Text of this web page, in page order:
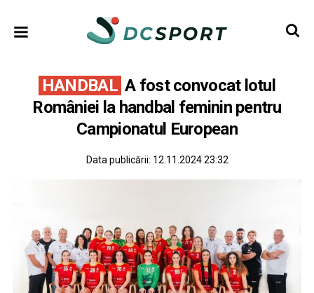
HANDBAL A fost convocat lotul
României la handbal feminin pentru
Campionatul European
Data publicării: 12.11.2024 23:32